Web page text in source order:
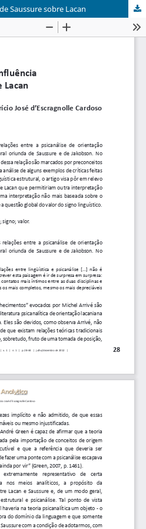
Saussure sobre Lacan